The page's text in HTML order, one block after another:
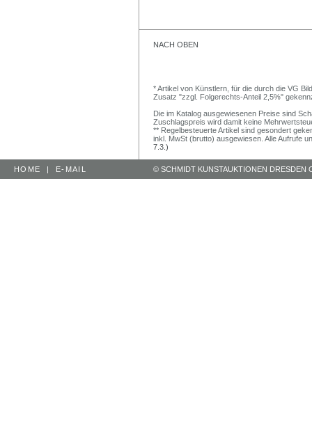
NACH OBEN
* Artikel von Künstlern, für die durch die VG
Zusatz "zzgl. Folgerechts-Anteil 2,5%"
Die im Katalog ausgewiesenen Preise sind
Zuschlagspreis wird damit keine
** Regelbesteuerte Artikel sind gesondert
inkl. MwSt (brutto) ausgewiesen. Alle Aufrufe
7.3.)
HOME | E-MAIL © SCHMIDT KUNSTAUKTIONEN DRESDEN